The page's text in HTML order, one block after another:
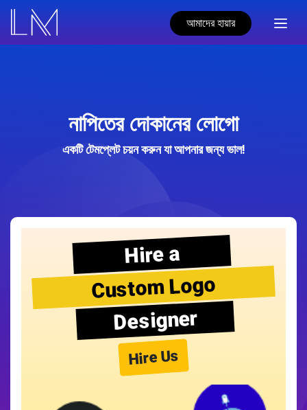
আমাদের হায়ার
নাপিতের দোকানের লোগো
একটি টেমপ্লেট চয়ন করুন যা আপনার জন্য ভাল!
Hire a
Custom Logo
Designer
Hire Us